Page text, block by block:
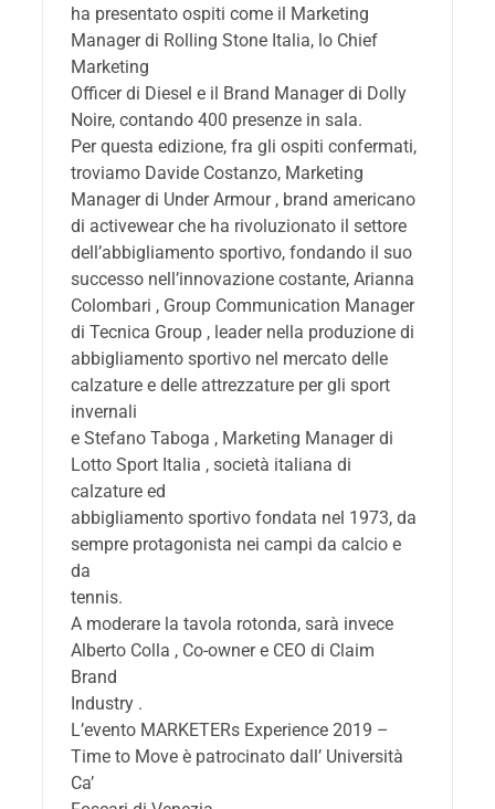
ha presentato ospiti come il Marketing
Manager di Rolling Stone Italia, lo Chief
Marketing
Officer di Diesel e il Brand Manager di Dolly
Noire, contando 400 presenze in sala.
Per questa edizione, fra gli ospiti confermati,
troviamo Davide Costanzo, Marketing
Manager di Under Armour , brand americano
di activewear che ha rivoluzionato il settore
dell’abbigliamento sportivo, fondando il suo
successo nell’innovazione costante, Arianna
Colombari , Group Communication Manager
di Tecnica Group , leader nella produzione di
abbigliamento sportivo nel mercato delle
calzature e delle attrezzature per gli sport
invernali
e Stefano Taboga , Marketing Manager di
Lotto Sport Italia , società italiana di
calzature ed
abbigliamento sportivo fondata nel 1973, da
sempre protagonista nei campi da calcio e
da
tennis.
A moderare la tavola rotonda, sarà invece
Alberto Colla , Co-owner e CEO di Claim
Brand
Industry .
L’evento MARKETERs Experience 2019 –
Time to Move è patrocinato dall’ Università
Ca’